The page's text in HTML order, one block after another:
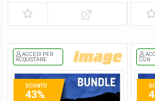
ACCEDI PER
ACQUISTARE
SCONTO
43%
CGN